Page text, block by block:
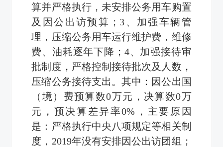
算并严格执行，未安排公务用车购置
及因公出访预算；3、加强车辆管
理，压缩公务用车运行维护费，维修
费、油耗逐年下降；4、加强接待审
批制度，严格控制接待批次及人数，
压缩公务接待支出。其中：因公出国
（境）费预算数0万元，决算数0万
元，预决算差异率0%，主要原因
是：严格执行中央八项规定等相关制
度，2019年没有安排因公出访团组；